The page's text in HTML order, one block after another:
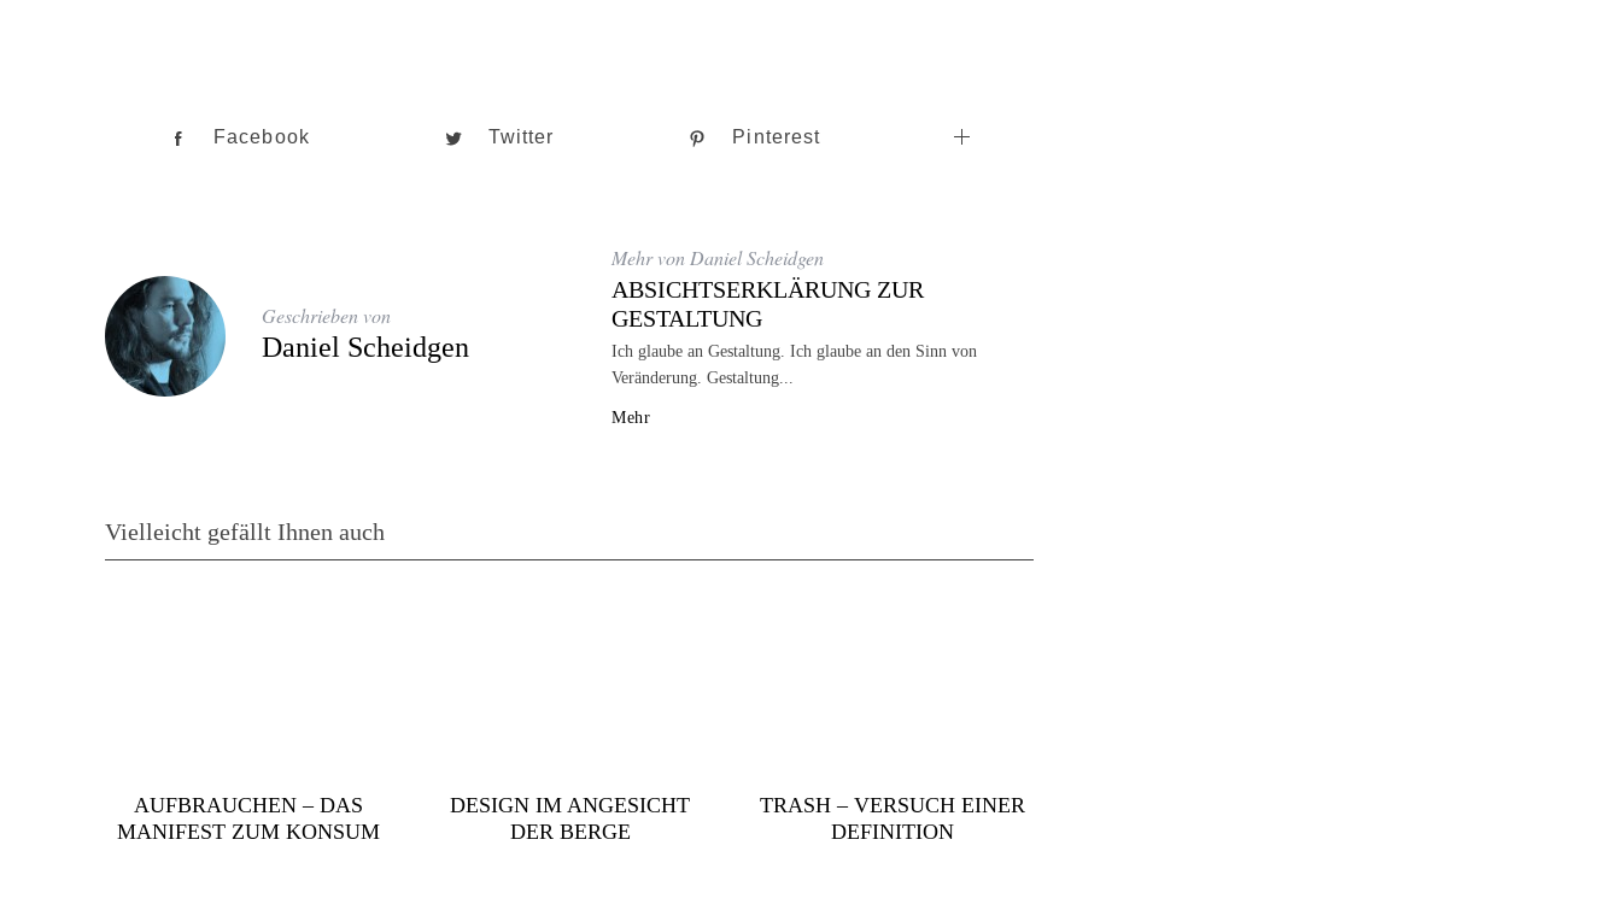
Facebook Twitter Pinterest
Geschrieben von
Daniel Scheidgen
Mehr von Daniel Scheidgen
ABSICHTSERKLÄRUNG ZUR
GESTALTUNG
Ich glaube an Gestaltung. Ich glaube an den Sinn von
Veränderung. Gestaltung...
Mehr
Vielleicht gefällt Ihnen auch
AUFBRAUCHEN – DAS
MANIFEST ZUM KONSUM
DESIGN IM ANGESICHT
DER BERGE
TRASH – VERSUCH EINER
DEFINITION